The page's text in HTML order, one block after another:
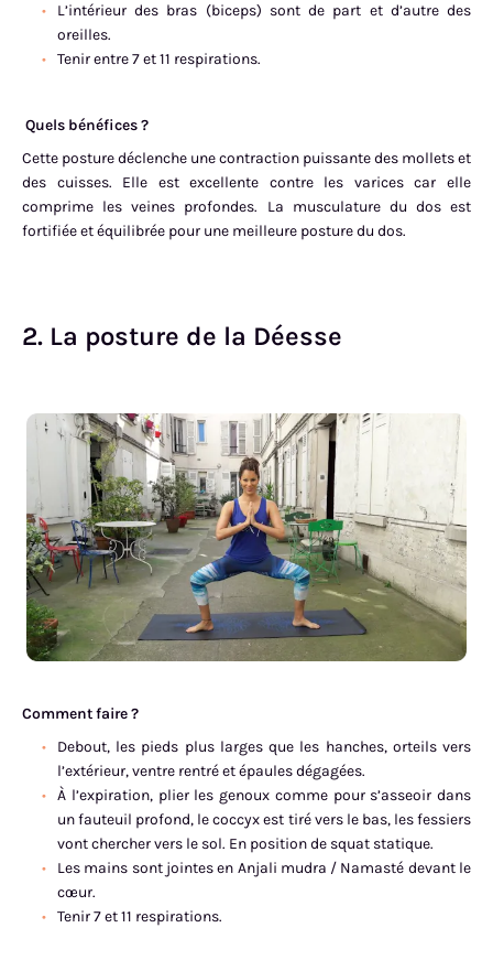
L’intérieur des bras (biceps) sont de part et d’autre des
oreilles.
Tenir entre 7 et 11 respirations.
Quels bénéfices ?
Cette posture déclenche une contraction puissante des mollets et
des cuisses. Elle est excellente contre les varices car elle
comprime les veines profondes. La musculature du dos est
fortifiée et équilibrée pour une meilleure posture du dos.
2. La posture de la Déesse
Comment faire ?
Debout, les pieds plus larges que les hanches, orteils vers
l’extérieur, ventre rentré et épaules dégagées.
À l’expiration, plier les genoux comme pour s’asseoir dans
un fauteuil profond, le coccyx est tiré vers le bas, les fessiers
vont chercher vers le sol. En position de squat statique.
Les mains sont jointes en Anjali mudra / Namasté devant le
cœur.
Tenir 7 et 11 respirations.